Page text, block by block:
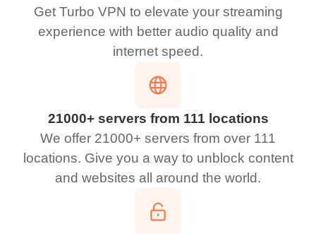
Get Turbo VPN to elevate your streaming
experience with better audio quality and
internet speed.
21000+ servers from 111 locations
We offer 21000+ servers from over 111
locations. Give you a way to unblock content
and websites all around the world.